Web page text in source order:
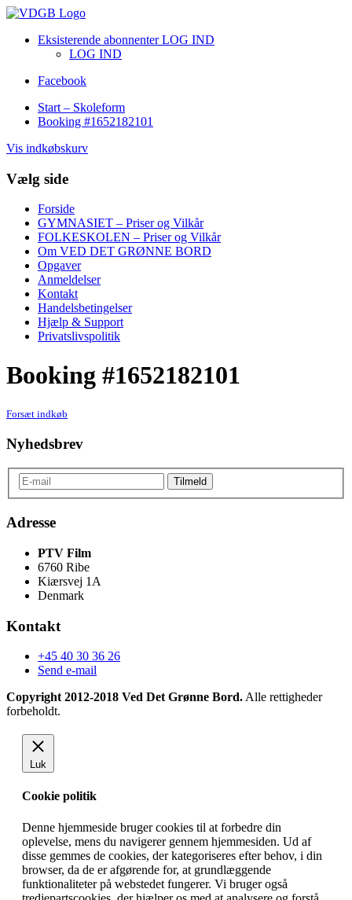
Eksisterende abonnenter LOG IND
LOG IND
Facebook
Start – Skoleform
Booking #1652182101
Vis indkøbskurv
Vælg side
Forside
GYMNASIET – Priser og Vilkår
FOLKESKOLEN – Priser og Vilkår
Om VED DET GRØNNE BORD
Opgaver
Anmeldelser
Kontakt
Handelsbetingelser
Hjælp & Support
Privatslivspolitik
Booking #1652182101
Forsæt indkøb
Nyhedsbrev
Adresse
PTV Film
6760 Ribe
Kiærsvej 1A
Denmark
Kontakt
+45 40 30 36 26
Send e-mail
Copyright 2012-2018 Ved Det Grønne Bord. Alle rettigheder
forbeholdt.
Luk
Cookie politik
Denne hjemmeside bruger cookies til at forbedre din
oplevelse, mens du navigerer gennem hjemmesiden. Ud af
disse gemmes de cookies, der kategoriseres efter behov, i din
browser, da de er afgørende for, at grundlæggende
funktionaliteter på webstedet fungerer. Vi bruger også